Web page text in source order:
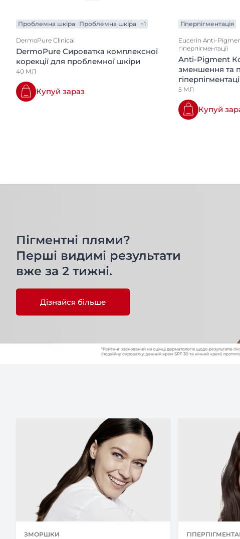
Проблемна шкіра Проблемна шкіра +1
DermoPure Clinical
DermoPure Сироватка комплексної
корекції для проблемної шкіри
40 МЛ
Купуй зараз
Гіперпігментація
Eucerin Anti-
гіперпігментації
Anti-Pigment
зменшення та
5 МЛ
Купуй
Пігментні плями?
Перші видимі результати
вже за 2 тижні.
Дізнайся більше
ЗМОРШКИ